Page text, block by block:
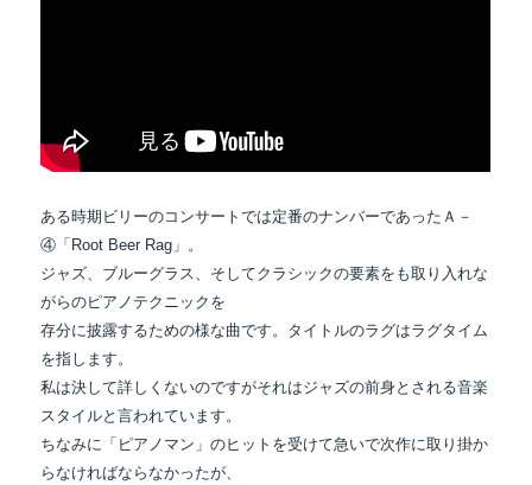
ある時期ビリーのコンサートでは定番のナンバーであったＡ－
④「Root Beer Rag」。
ジャズ、ブルーグラス、そしてクラシックの要素をも取り入れな
がらのピアノテクニックを
存分に披露するための様な曲です。タイトルのラグはラグタイム
を指します。
私は決して詳しくないのですがそれはジャズの前身とされる音楽
スタイルと言われています。
ちなみに「ピアノマン」のヒットを受けて急いで次作に取り掛か
らなければならなかったが、